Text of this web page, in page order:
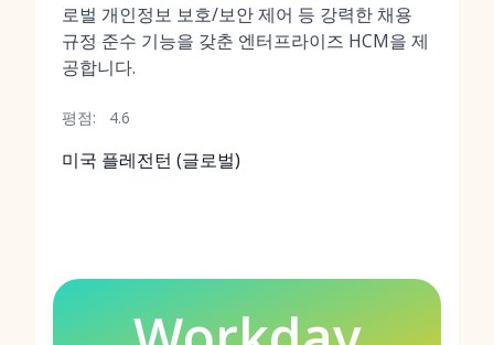
로벌 개인정보 보호/보안 제어 등 강력한 채용
규정 준수 기능을 갖춘 엔터프라이즈 HCM을 제
공합니다.
평점: 4.6
미국 플레전턴 (글로벌)